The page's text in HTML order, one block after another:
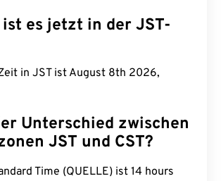
ist es jetzt in der JST-
in JST ist August 8th 2026,
Unterschied zwischen
JST und CST?
Time (QUELLE) ist 14 hours